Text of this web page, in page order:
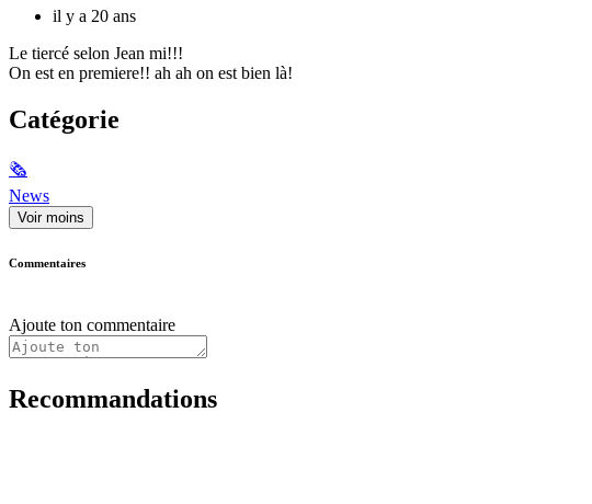
il y a 20 ans
Le tiercé selon Jean mi!!!
On est en premiere!! ah ah on est bien là!
Catégorie
🗞
News
Voir moins
Commentaires
Ajoute ton commentaire
Recommandations